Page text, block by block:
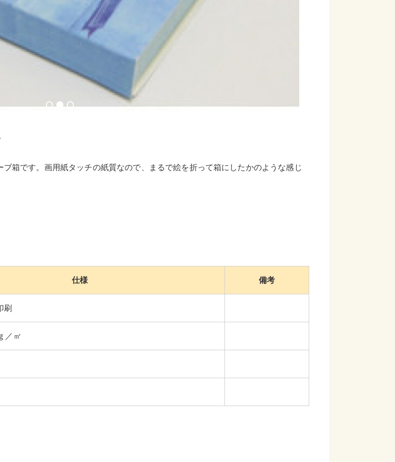
箱です。画用紙タッチの紙質なので、まるで絵を折って箱にしたかのような感じ
仕様 備考
刷
／㎡